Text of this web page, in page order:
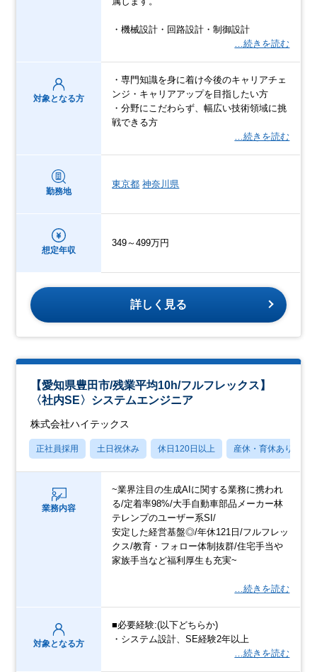
・機械設計・回路設計・制御設計
…続きを読む
対象となる方
・専門知識を身に着け今後のキャリアチェ
ンジ・キャリアアップを目指したい方
・分野にこだわらず、幅広い技術領域に挑
戦できる方
…続きを読む
勤務地
東京都 神奈川県
想定年収
349～499万円
詳しく見る
【愛知県豊田市/残業平均10h/フルフレックス】
〈社内SE〉システムエンジニア
株式会社ハイテックス
正社員採用 土日祝休み 休日120日以上 産休・育休あり
業務内容
~業界注目の生成AIに関する業務に携われ
る/定着率98%/大手自動車部品メーカー林
テレンプのユーザー系SI/
安定した経営基盤◎/年休121日/フルフレッ
クス/教育・フォロー体制抜群/住宅手当や
家族手当など福利厚生も充実~
…続きを読む
対象となる方
■必要経験:(以下どちらか)
・システム設計、SE経験2年以上
…続きを読む